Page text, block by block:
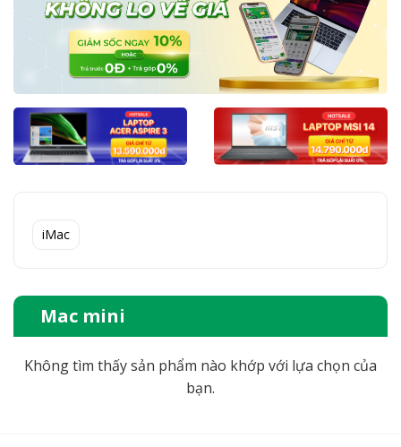
iMac
Mac mini
Không tìm thấy sản phẩm nào khớp với lựa chọn của
bạn.